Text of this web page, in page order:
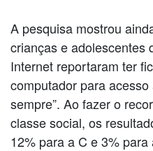
A pesquisa mostrou
crianças e adolescentes
Internet reportaram ter
computador para
sempre”. Ao fazer o
classe social, os
12% para a C e 3% para